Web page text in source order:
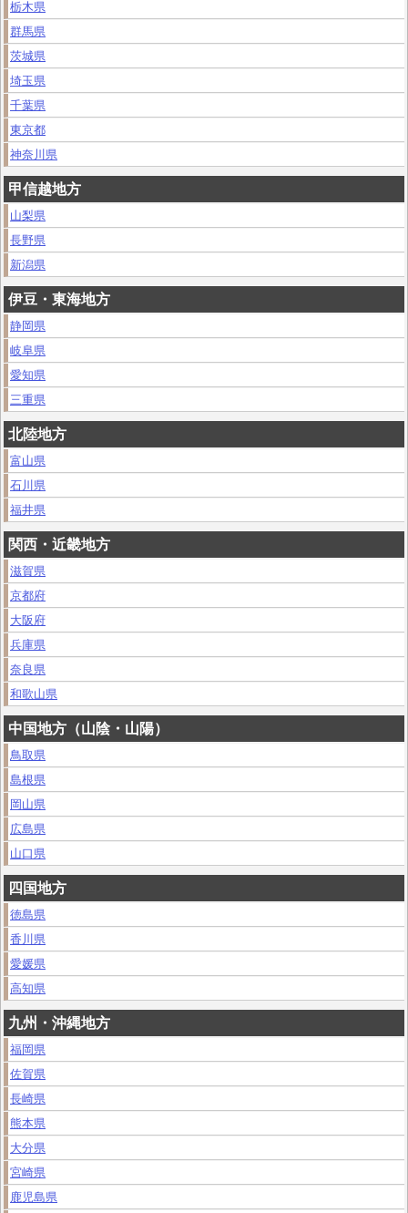
栃木県
群馬県
茨城県
埼玉県
千葉県
東京都
神奈川県
甲信越地方
山梨県
長野県
新潟県
伊豆・東海地方
静岡県
岐阜県
愛知県
三重県
北陸地方
富山県
石川県
福井県
関西・近畿地方
滋賀県
京都府
大阪府
兵庫県
奈良県
和歌山県
中国地方（山陰・山陽）
鳥取県
島根県
岡山県
広島県
山口県
四国地方
徳島県
香川県
愛媛県
高知県
九州・沖縄地方
福岡県
佐賀県
長崎県
熊本県
大分県
宮崎県
鹿児島県